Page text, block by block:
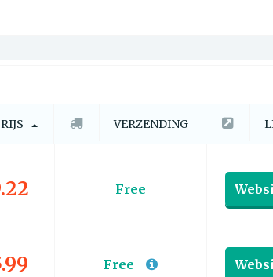
VERZENDING
Free
Free